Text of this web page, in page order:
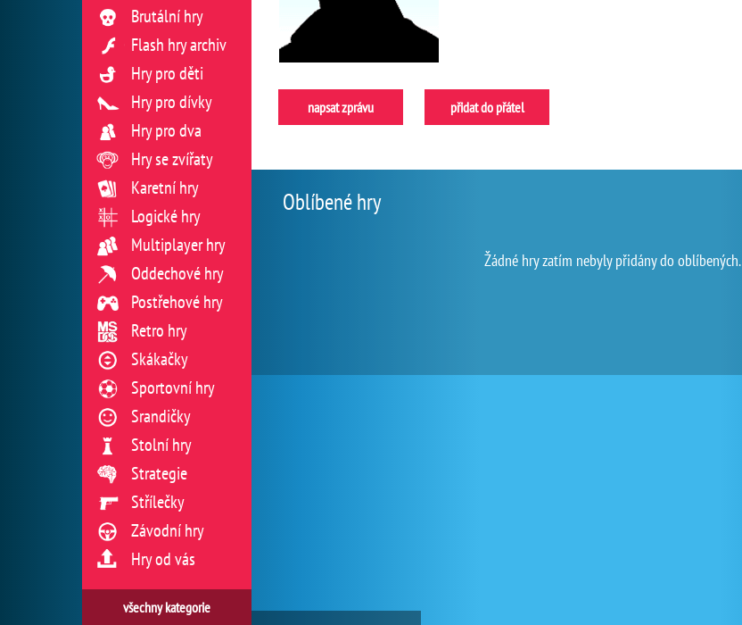
napsat zprávu přidat do přátel
Oblíbené hry
Žádné hry zatím nebyly přidány do oblíbených.
Brutální hry
Flash hry archiv
Hry pro děti
Hry pro dívky
Hry pro dva
Hry se zvířaty
Karetní hry
Logické hry
Multiplayer hry
Oddechové hry
Postřehové hry
Retro hry
Skákačky
Sportovní hry
Srandičky
Stolní hry
Strategie
Střílečky
Závodní hry
Hry od vás
všechny kategorie